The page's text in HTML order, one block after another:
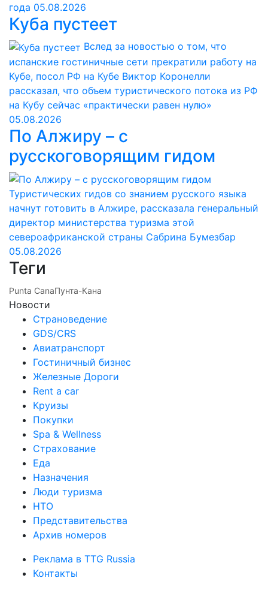
года 05.08.2026
Куба пустеет
Вслед за новостью о том, что
испанские гостиничные сети прекратили работу на
Кубе, посол РФ на Кубе Виктор Коронелли
рассказал, что объем туристического потока из РФ
на Кубу сейчас «практически равен нулю»
05.08.2026
По Алжиру – с
русскоговорящим гидом
Туристических гидов со знанием русского языка
начнут готовить в Алжире, рассказала генеральный
директор министерства туризма этой
североафриканской страны Сабрина Бумезбар
05.08.2026
Теги
Punta CanaПунта-Кана
Новости
Страноведение
GDS/CRS
Авиатранспорт
Гостиничный бизнес
Железные Дороги
Rent a car
Круизы
Покупки
Spa & Wellness
Страхование
Еда
Назначения
Люди туризма
НТО
Представительства
Архив номеров
Реклама в TTG Russia
Контакты